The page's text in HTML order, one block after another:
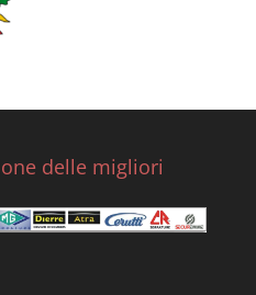
delle migliori